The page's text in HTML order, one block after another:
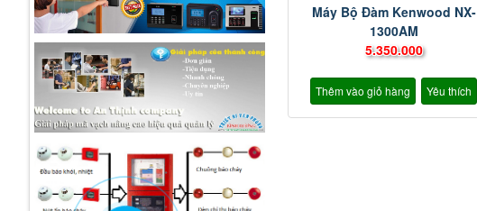
Máy Bộ Đàm Kenwood NX-
1300AM
5.350.000
Thêm vào giỏ hàng Yêu thích